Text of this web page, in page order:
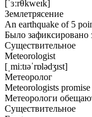
[ˈɜːrθkweɪk]
Землетрясение
An earthquake of 5
Было зафиксировано
Существительное
Meteorologist
[ˌmiːtɪəˈrɒlədʒɪst]
Метеоролог
Meteorologists
Метеорологи
Существительное